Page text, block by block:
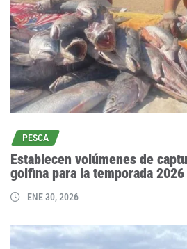
PESCA
Establecen volúmenes de
golfina para la temporada 2026
ENE 30, 2026